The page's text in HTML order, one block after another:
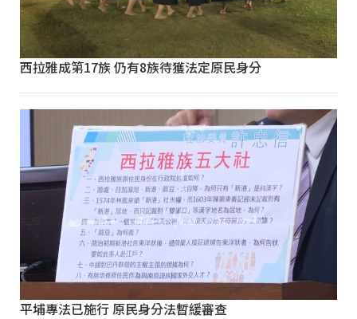
西拉雅成第17族 仍有8族待獲法定原民身分
平埔專法已施行 原民身分法暫緩審查